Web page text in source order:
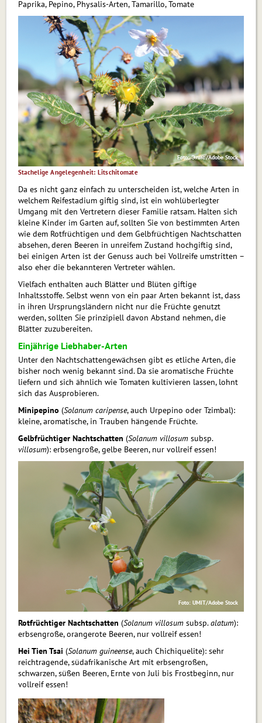
Paprika, Pepino, Physalis-Arten, Tamarillo, Tomate
Foto: Элис/Adobe Stock
Stachelige Angelegenheit: Litschitomate
Da es nicht ganz einfach zu unterscheiden ist, welche Arten in
welchem Reifestadium giftig sind, ist ein wohlüberlegter
Umgang mit den Vertretern dieser Familie ratsam. Halten sich
kleine Kinder im Garten auf, sollten Sie von bestimmten Arten
wie dem Rotfrüchtigen und dem Gelbfrüchtigen Nachtschat­ten
absehen, deren Beeren in unreifem Zustand hochgiftig sind,
bei einigen Arten ist der Genuss auch bei Vollreife umstritten –
also eher die bekannteren Vertreter wählen.
Vielfach enthalten auch Blätter und Blüten giftige
Inhaltsstoffe. Selbst wenn von ein paar Arten bekannt ist, dass
in ihren Ursprungsländern nicht nur die Früchte genutzt
werden, sollten Sie prinzipiell davon Abstand nehmen, die
Blätter zuzubereiten.
Einjährige Liebhaber-Arten
Unter den Nachtschattengewächsen gibt es etliche Arten, die
bisher noch wenig bekannt sind. Da sie aromatische Früchte
liefern und sich ähnlich wie Tomaten kultivieren lassen, lohnt
sich das Ausprobieren.
Minipepino (Solanum caripense, auch Urpepino oder Tzimbal):
kleine, aromatische, in Trauben hängende Früchte.
Gelbfrüchtiger Nachtschatten (Solanum villosum subsp.
villosum): erbsengroße, gelbe Beeren, nur vollreif essen!
Foto: UMIT/Adobe Stock
Rotfrüchtiger Nachtschatten (Solanum villosum subsp.alatum):
erbsengroße, orangerote Beeren, nur vollreif essen!
Hei Tien Tsai (Solanum guineense, auch Chichiquelite): sehr
reich­tragende, südafrikanische Art mit erbsengroßen,
schwarzen, süßen Beeren, Ernte von Juli bis Frostbeginn, nur
vollreif essen!